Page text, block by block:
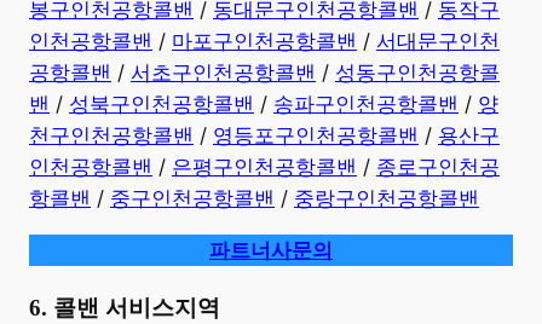
봉구인천공항콜밴 / 동대문구인천공항콜밴 / 동작구
인천공항콜밴 / 마포구인천공항콜밴 / 서대문구인천
공항콜밴 / 서초구인천공항콜밴 / 성동구인천공항콜
밴 / 성북구인천공항콜밴 / 송파구인천공항콜밴 / 양
천구인천공항콜밴 / 영등포구인천공항콜밴 / 용산구
인천공항콜밴 / 은평구인천공항콜밴 / 종로구인천공
항콜밴 / 중구인천공항콜밴 / 중랑구인천공항콜밴
파트너사문의
6. 콜밴 서비스지역